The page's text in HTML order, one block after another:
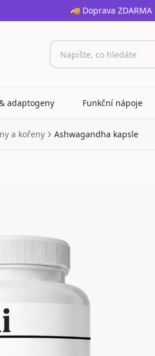
🚚 Doprava
adaptogeny Funkční nápoje
a kořeny Ashwagandha kapsle